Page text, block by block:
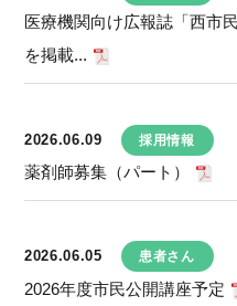
医療機関向け広報誌「西市
を掲載...
2026.06.09 採用情報
薬剤師募集（パート）
2026.06.05 患者さん
2026年度市民公開講座予定